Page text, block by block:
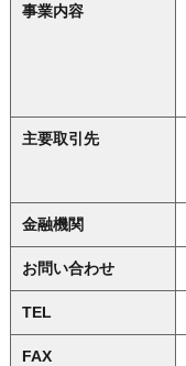
事業内容
主要取引先
金融機関
お問い合わせ
TEL
FAX